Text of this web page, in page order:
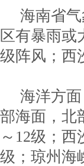
海南省
区有暴雨或
级阵风；西
海洋方
部海面，北
～12级；
级；琼州海